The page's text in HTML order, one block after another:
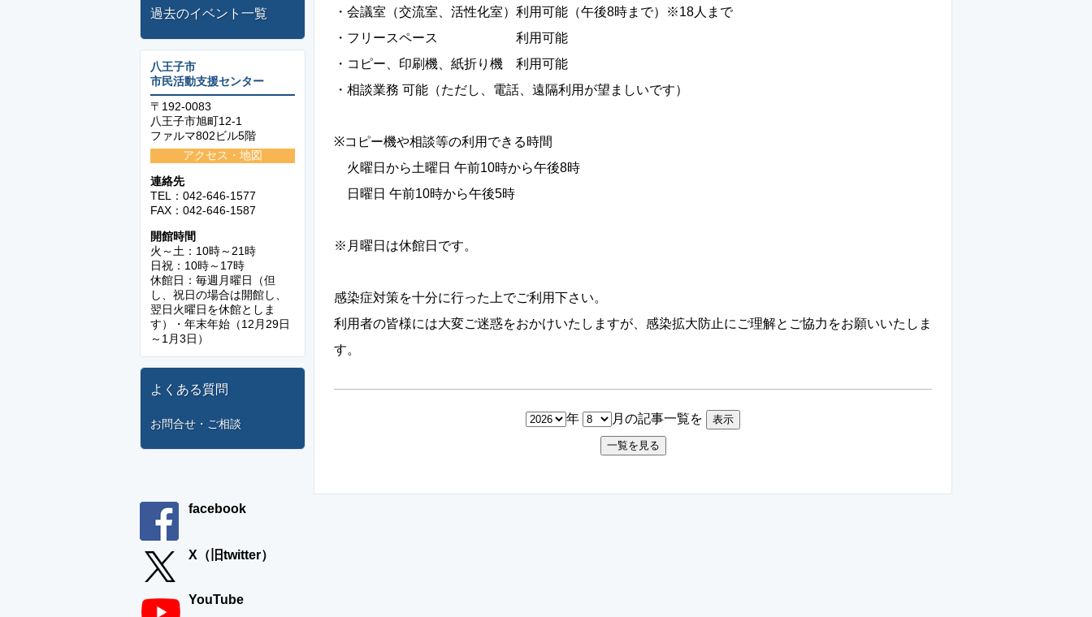
過去のイベント一覧
八王子市
市民活動支援センター
〒192-0083
八王子市旭町12-1
ファルマ802ビル5階
アクセス・地図
連絡先
TEL：042-646-1577
FAX：042-646-1587
開館時間
火～土：10時～21時
日祝：10時～17時
休館日：毎週月曜日（但
し、祝日の場合は開館し、
翌日火曜日を休館としま
す）・年末年始（12月29日
～1月3日）
よくある質問
お問合せ・ご相談
facebook
X（旧twitter）
YouTube
・会議室（交流室、活性化室）利用可能（午後8時まで）※18人まで
・フリースペース 利用可能
・コピー、印刷機、紙折り機 利用可能
・相談業務 可能（ただし、電話、遠隔利用が望ましいです）
※コピー機や相談等の利用できる時間
火曜日から土曜日 午前10時から午後8時
日曜日 午前10時から午後5時
※月曜日は休館日です。
感染症対策を十分に行った上でご利用下さい。
利用者の皆様には大変ご迷惑をおかけいたしますが、感染拡大防止にご理解とご協力をお願いいたしま
す。
年 月の記事一覧を